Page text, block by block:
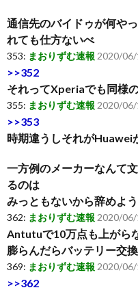
通信先のバイドゥが何や
れても仕方ないべ
353: まおりずむ速報 2020/06/
>>352
それってXperiaでも同様
355: まおりずむ速報 2020/
>>353
時期違うしそれがHuawei
一方例のメーカーなんて
るのは
みっともないから辞めよ
362: まおりずむ速報 2020/06/
Antutuで10万点も上がら
膨らんだらバッテリー交
369: まおりずむ速報 2020/06/
>>362